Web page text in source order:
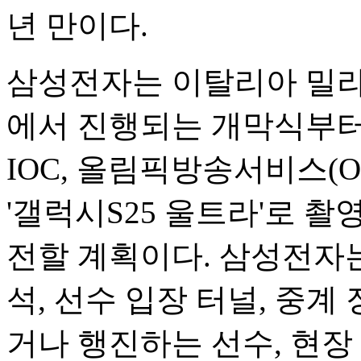
년 만이다.
삼성전자는 이탈리아 밀
에서 진행되는 개막식부
IOC, 올림픽방송서비스
'갤럭시S25 울트라'로 촬
전할 계획이다. 삼성전자
석, 선수 입장 터널, 중계
거나 행진하는 선수, 현